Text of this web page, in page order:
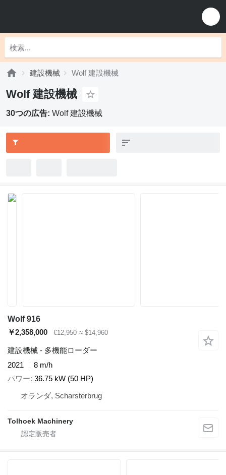
建設機械 Wolf 建設機械
Wolf 建設機械
30つの広告: Wolf 建設機械
Wolf 916
￥2,358,000
€12,950 ≈ $14,960
建設機械 - 多機能ローダー
2021
8 m/h
パワー 36.75 kW (50 HP)
オランダ, Scharsterbrug
Tolhoek Machinery